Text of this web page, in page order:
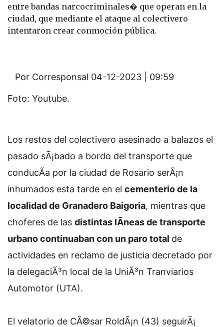
entre bandas narcocriminales� que operan en la
ciudad, que mediante el ataque al colectivero
intentaron crear conmoción pública.
Por Corresponsal 04-12-2023 | 09:59
Foto: Youtube.
Los restos del colectivero asesinado a balazos el
pasado sÃ¡bado a bordo del transporte que
conducÃ­a por la ciudad de Rosario serÃ¡n
inhumados esta tarde en el cementerio de la
localidad de Granadero Baigoria, mientras que
choferes de las distintas lÃ­neas de transporte
urbano continuaban con un paro total de
actividades en reclamo de justicia decretado por
la delegaciÃ³n local de la UniÃ³n Tranviarios
Automotor (UTA).
El velatorio de CÃ©sar RoldÃ¡n (43) seguirÃ¡